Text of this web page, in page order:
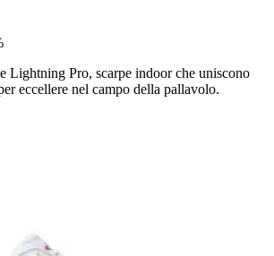
Lightning Pro, scarpe indoor che uniscono
eccellere nel campo della pallavolo.